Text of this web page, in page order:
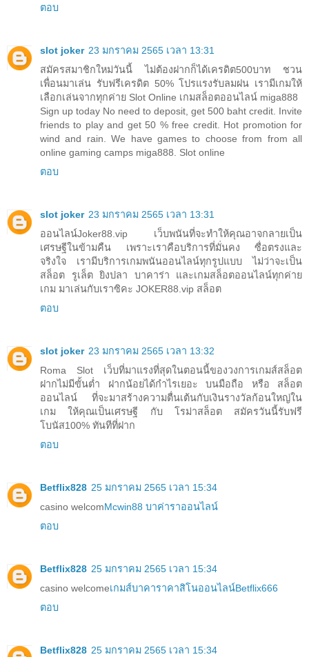
ตอบ
slot joker 23 มกราคม 2565 เวลา 13:31
สมัครสมาชิกใหม่วันนี้ ไม่ต้องฝากก็ได้เครดิต500บาท ชวน
เพื่อนมาเล่น รับฟรีเครดิต 50% โปรแรงรับลมฝน เรามีเกมให้
เลือกเล่นจากทุกค่าย Slot Online เกมสล็อตออนไลน์ miga888
Sign up today No need to deposit, get 500 baht credit. Invite
friends to play and get 50 % free credit. Hot promotion for
wind and rain. We have games to choose from from all
online gaming camps miga888. Slot online
ตอบ
slot joker 23 มกราคม 2565 เวลา 13:31
ออนไลน์Joker88.vip เว็บพนันที่จะทำให้คุณอาจกลายเป็น
เศรษฐีในข้ามคืน เพราะเราคือบริการที่มั่นคง ซื่อตรงและ
จริงใจ เรามีบริการเกมพนันออนไลน์ทุกรูปแบบ ไม่ว่าจะเป็น
สล็อต รูเล็ต ยิงปลา บาคาร่า และเกมสล็อตออนไลน์ทุกค่าย
เกม มาเล่นกับเราซิคะ JOKER88.vip สล็อต
ตอบ
slot joker 23 มกราคม 2565 เวลา 13:32
Roma Slot เว็บที่มาแรงที่สุดในตอนนี้ของวงการเกมส์สล็อต
ฝากไม่มีขั้นต่ำ ฝากน้อยได้กำไรเยอะ บนมือถือ หรือ สล็อต
ออนไลน์ ที่จะมาสร้างความตื่นเต้นกับเงินรางวัลก้อนใหญ่ใน
เกม ให้คุณเป็นเศรษฐี กับ โรม่าสล็อต สมัครวันนี้รับฟรี
โบนัส100% ทันทีที่ฝาก
ตอบ
Betflix828 25 มกราคม 2565 เวลา 15:34
casino welcomMcwin88 บาค่าราออนไลน์
ตอบ
Betflix828 25 มกราคม 2565 เวลา 15:34
casino welcomeเกมส์บาคาราคาสิโนออนไลน์Betflix666
ตอบ
Betflix828 25 มกราคม 2565 เวลา 15:34